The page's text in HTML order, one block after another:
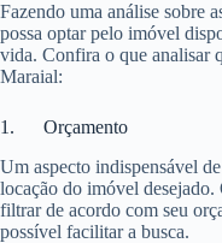
Fazendo uma análise sobre
possa optar pelo imóvel
vida. Confira o que analisar
Maraial:
1. Orçamento
Um aspecto indispensável
locação do imóvel desejado.
filtrar de acordo com seu
possível facilitar a busca.